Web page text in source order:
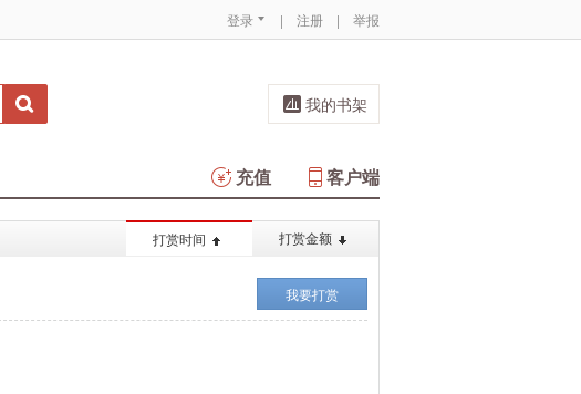
登录 | 注册 | 举报
我的书架
客户端
充值
打赏时间 打赏金额
我要打赏